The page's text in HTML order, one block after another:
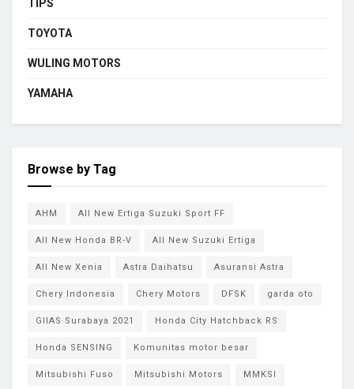
TIPS
TOYOTA
WULING MOTORS
YAMAHA
Browse by Tag
AHM All New Ertiga Suzuki Sport FF
All New Honda BR-V All New Suzuki Ertiga
All New Xenia Astra Daihatsu Asuransi Astra
Chery Indonesia Chery Motors DFSK garda oto
GIIAS Surabaya 2021 Honda City Hatchback RS
Honda SENSING Komunitas motor besar
Mitsubishi Fuso Mitsubishi Motors MMKSI